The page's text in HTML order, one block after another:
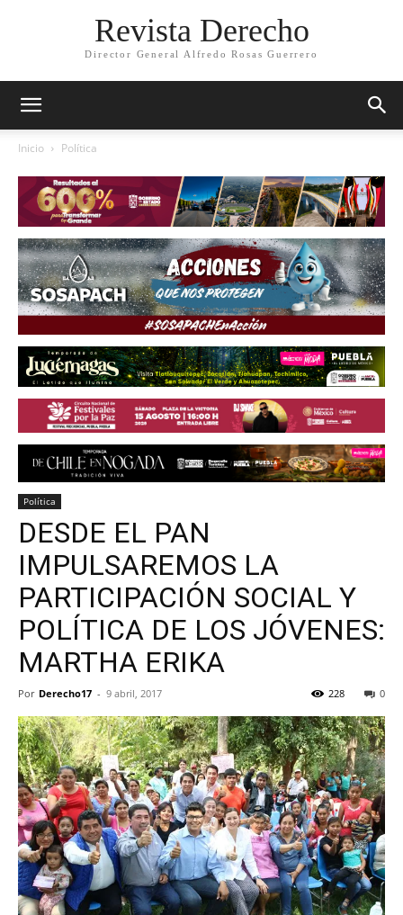
Revista Derecho
Director General Alfredo Rosas Guerrero
Inicio Política
Política
DESDE EL PAN
IMPULSAREMOS LA
PARTICIPACIÓN SOCIAL Y
POLÍTICA DE LOS JÓVENES:
MARTHA ERIKA
Por Derecho17 - 9 abril, 2017 0
228